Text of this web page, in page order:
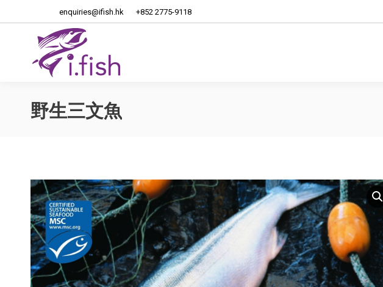
enquiries@ifish.hk +852 2775-9118
野生三文魚
首頁 關於我們 最新產品